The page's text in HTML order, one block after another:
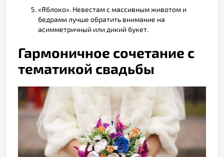
«Яблоко». Невестам с массивным животом и
бедрами лучше обратить внимание на
асимметричный или дикий букет.
Гармоничное сочетание с
тематикой свадьбы